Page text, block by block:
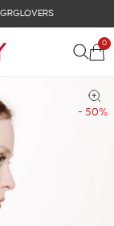
0
- 50%